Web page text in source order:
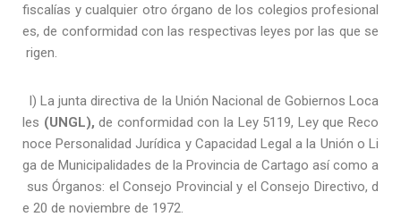
fiscalías y cualquier otro órgano de los colegios profesional
es, de conformidad con las respectivas leyes por las que se
rigen.
l) La junta directiva de la Unión Nacional de Gobiernos Loca
les (UNGL),de conformidad con la Ley 5119, Ley que Reco
noce Personalidad Jurídica y Capacidad Legal a la Unión o Li
ga de Municipalidades de la Provincia de Cartago así como a
sus Órganos: el Consejo Provincial y el Consejo Directivo, d
e 20 de noviembre de 1972.